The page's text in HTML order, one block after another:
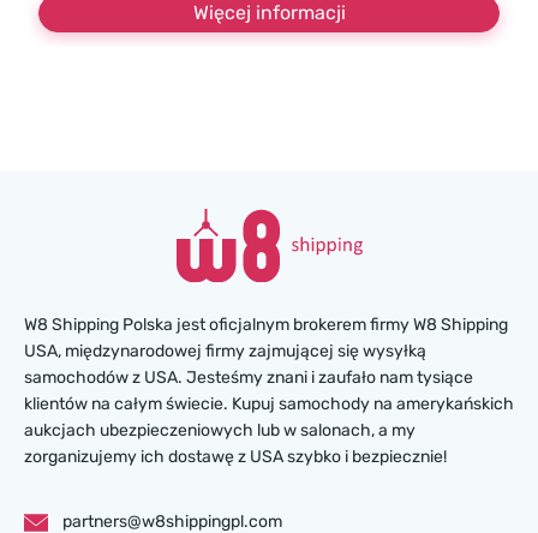
Więcej informacji
W8 Shipping Polska jest oficjalnym brokerem firmy W8 Shipping
USA, międzynarodowej firmy zajmującej się wysyłką
samochodów z USA. Jesteśmy znani i zaufało nam tysiące
klientów na całym świecie. Kupuj samochody na amerykańskich
aukcjach ubezpieczeniowych lub w salonach, a my
zorganizujemy ich dostawę z USA szybko i bezpiecznie!
partners@w8shippingpl.com